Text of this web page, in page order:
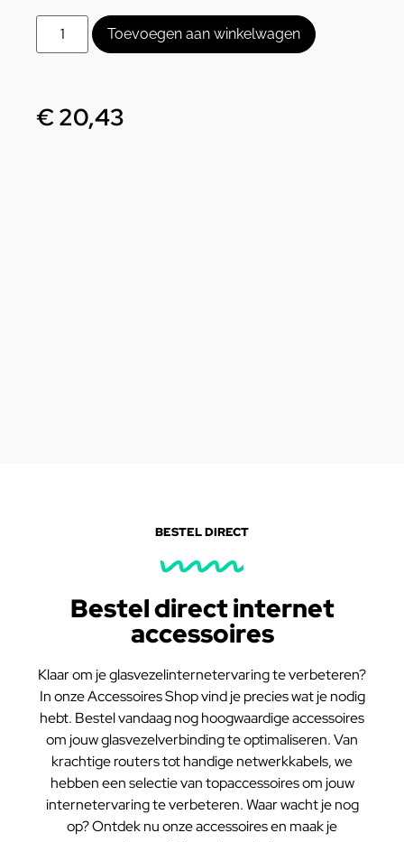
Toevoegen aan winkelwagen
€20,43
BESTEL DIRECT
Bestel direct internet
accessoires
Klaar om je glasvezelinternetervaring te verbeteren?
In onze Accessoires Shop vind je precies wat je nodig
hebt. Bestel vandaag nog hoogwaardige accessoires
om jouw glasvezelverbinding te optimaliseren. Van
krachtige routers tot handige netwerkkabels, we
hebben een selectie van topaccessoires om jouw
internetervaring te verbeteren. Waar wacht je nog
op? Ontdek nu onze accessoires en maak je